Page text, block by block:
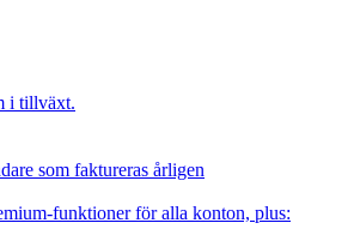
i tillväxt.
som faktureras årligen
funktioner för alla konton, plus: